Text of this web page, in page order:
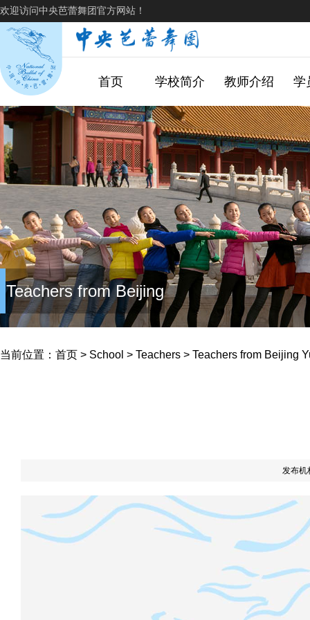
欢迎访问中央芭蕾舞团官方网站！
首页 学校简介 教师介绍 学
Teachers from Beijing
当前位置： 首页 > School > Teachers > Teachers from Beijing
发布机